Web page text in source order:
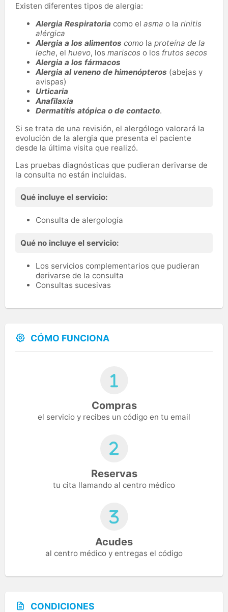
Existen diferentes tipos de alergia:
Alergia Respiratoria como el asma o la rinitis
alérgica
Alergia a los alimentos como la proteína de la
leche, el huevo, los mariscos o los frutos secos
Alergia a los fármacos
Alergia al veneno de himenópteros (abejas y
avispas)
Urticaria
Anafilaxia
Dermatitis atópica o de contacto.
Si se trata de una revisión, el alergólogo valorará la
evolución de la alergia que presenta el paciente
desde la última visita que realizó.
Las pruebas diagnósticas que pudieran derivarse de
la consulta no están incluidas.
Qué incluye el servicio:
Consulta de alergología
Qué no incluye el servicio:
Los servicios complementarios que pudieran
derivarse de la consulta
Consultas sucesivas
CÓMO FUNCIONA
Compras
el servicio y recibes un código en tu email
Reservas
tu cita llamando al centro médico
Acudes
al centro médico y entregas el código
CONDICIONES